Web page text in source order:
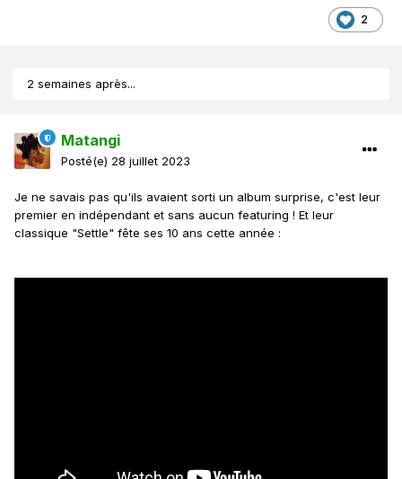
2
2 semaines après...
Matangi
Posté(e) 28 juillet 2023
Je ne savais pas qu'ils avaient sorti un album surprise, c'est leur
premier en indépendant et sans aucun featuring ! Et leur
classique "Settle" fête ses 10 ans cette année :